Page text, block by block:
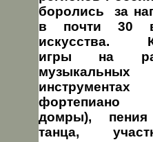
боролись
за
в почти 30
искусства.
игры на
музыкальных
домры),
танца,